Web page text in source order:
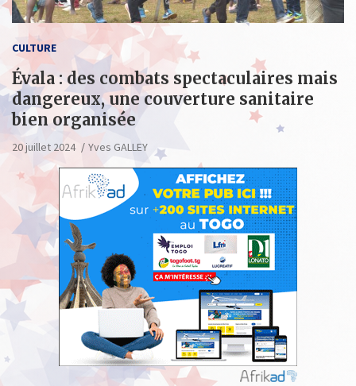
CULTURE
Évala : des combats spectaculaires mais
dangereux, une couverture sanitaire
bien organisée
20 juillet 2024 Yves GALLEY